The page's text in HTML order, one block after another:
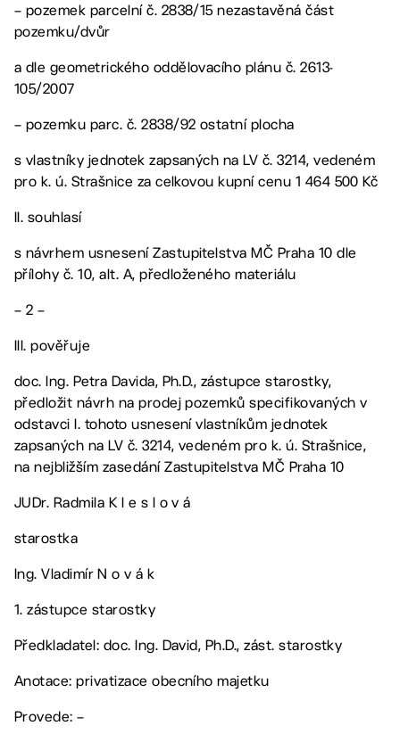
– pozemek parcelní č. 2838/15 nezastavěná část
pozemku/dvůr
a dle geometrického oddělovacího plánu č. 2613-
105/2007
– pozemku parc. č. 2838/92 ostatní plocha
s vlastníky jednotek zapsaných na LV č. 3214, vedeném
pro k. ú. Strašnice za celkovou kupní cenu 1 464 500 Kč
II. souhlasí
s návrhem usnesení Zastupitelstva MČ Praha 10 dle
přílohy č. 10, alt. A, předloženého materiálu
– 2 –
III. pověřuje
doc. Ing. Petra Davida, Ph.D., zástupce starostky,
předložit návrh na prodej pozemků specifikovaných v
odstavci I. tohoto usnesení vlastníkům jednotek
zapsaných na LV č. 3214, vedeném pro k. ú. Strašnice,
na nejbližším zasedání Zastupitelstva MČ Praha 10
JUDr. Radmila K l e s l o v á
starostka
Ing. Vladimír N o v á k
1. zástupce starostky
Předkladatel: doc. Ing. David, Ph.D., zást. starostky
Anotace: privatizace obecního majetku
Provede: –